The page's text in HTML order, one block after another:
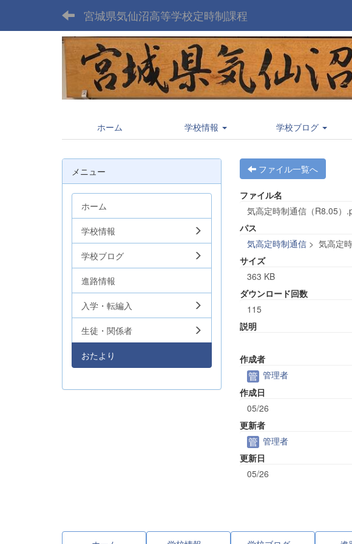
宮城県気仙沼高等学校定時制課程
ホーム 学校情報 学校ブログ
ファイル一覧へ
ファイル名
気高定時制通信（R8.05）
パス
気高定時制通信> 気高定
サイズ
363 KB
ダウンロード回数
115
説明
作成者
管理者
作成日
05/26
更新者
管理者
更新日
05/26
メニュー
ホーム
学校情報
学校ブログ
進路情報
入学・転編入
生徒・関係者
おたより